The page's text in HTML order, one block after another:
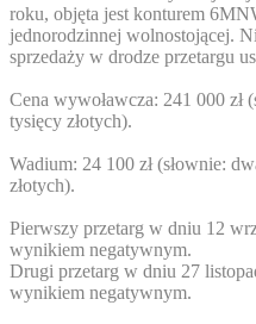
roku, objęta jest konturem
jednorodzinnej wolnostojącej.
sprzedaży w drodze przetargu
Cena wywoławcza: 241 000 zł
tysięcy złotych).
Wadium: 24 100 zł (słownie:
złotych).
Pierwszy przetarg w dniu 12
wynikiem negatywnym.
Drugi przetarg w dniu 27
wynikiem negatywnym.